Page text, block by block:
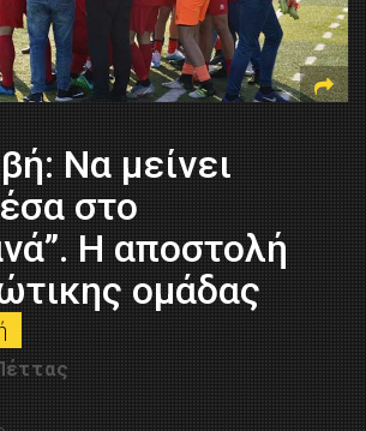
Nα μείνει
στο
Η αποστολή
ομάδας